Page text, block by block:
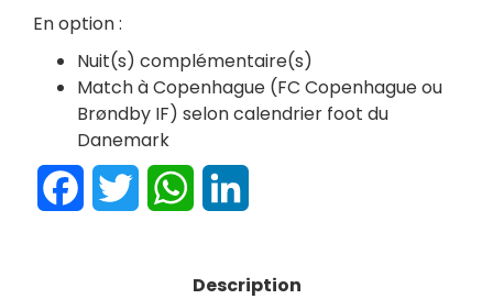
En option :
Nuit(s) complémentaire(s)
Match à Copenhague (FC Copenhague ou
Brøndby IF) selon calendrier foot du
Danemark
FacebookTwitter WhatsApp
Description